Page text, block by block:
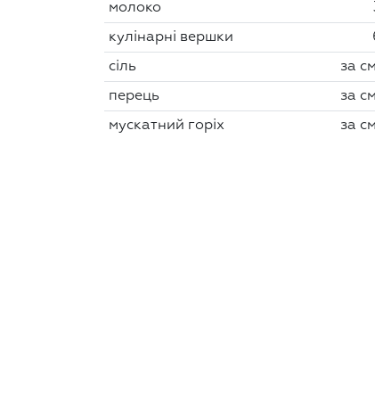
молоко
кулінарні вершки
сіль за
перець за
мускатний горіх за